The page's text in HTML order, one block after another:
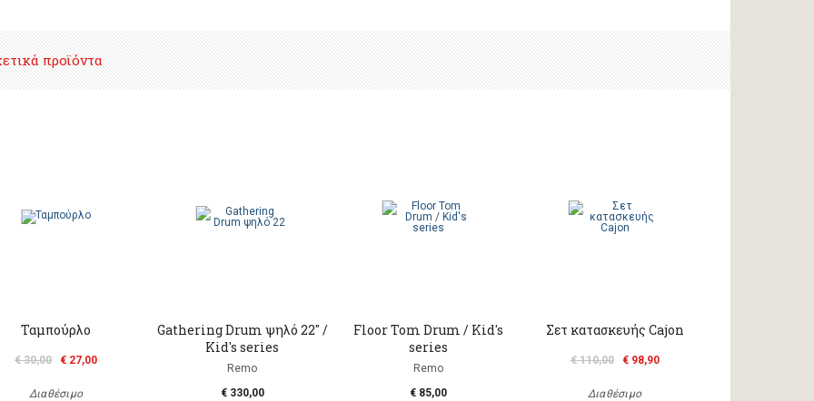
προϊόντα
Ταμπούρλο
€ 30,00 € 27,00
Διαθέσιμο
Gathering Drum ψηλό 22" /
Kid's series
Remo
€ 330,00
Floor Tom Drum / Kid's
series
Remo
€ 85,00
Σετ κατασκευής Cajon
€ 110,00 € 98,90
Διαθέσιμο